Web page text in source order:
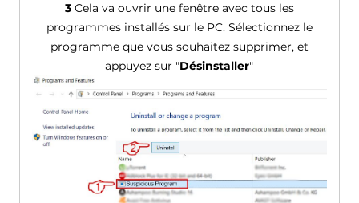
3Cela va ouvrir une fenêtre avec tous les
programmes installés sur le PC. Sélectionnez le
programme que vous souhaitez supprimer, et
appuyez sur "Désinstaller"